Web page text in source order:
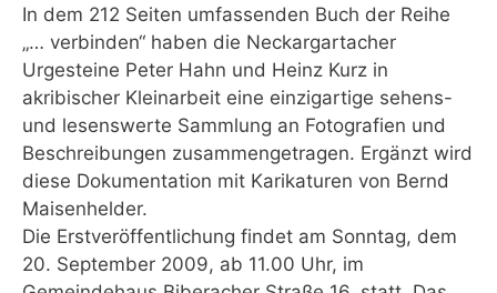
In dem 212 Seiten umfassenden Buch der Reihe
„… verbinden“ haben die Neckargartacher
Urgesteine Peter Hahn und Heinz Kurz in
akribischer Kleinarbeit eine einzigartige sehens-
und lesenswerte Sammlung an Fotografien und
Beschreibungen zusammengetragen. Ergänzt wird
diese Dokumentation mit Karikaturen von Bernd
Maisenhelder.
Die Erstveröffentlichung findet am Sonntag, dem
20. September 2009, ab 11.00 Uhr, im